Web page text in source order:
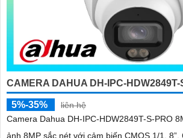
CAMERA DAHUA DH-IPC-HDW2849T-
5%-35%
liên hệ
Camera Dahua DH-IPC-HDW2849T-S-PRO
ảnh 8MP sắc nét với cảm biến CMOS 1/1. 8”. Công nghệ